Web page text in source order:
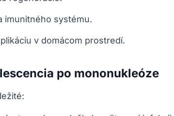
imunitného systému.
v domácom prostredí.
po mononukleóze